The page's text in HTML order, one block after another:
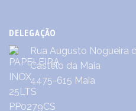
DELEGAÇÃO
Rua Augusto Nogueira
Castêlo da Maia
4475-615 Maia